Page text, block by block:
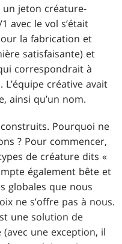
jeton créature-
avec le vol s’était
la fabrication et
satisfaisante) et
correspondrait à
L’équipe créative avait
ainsi qu’un nom.
Pourquoi ne
? Pour commencer,
de créature dits «
également bête et
globales que nous
ne s’offre pas à nous.
une solution de
une exception, il